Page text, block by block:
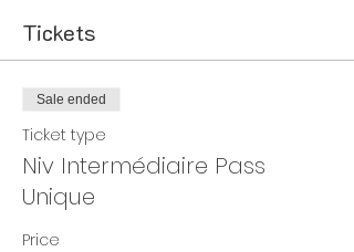
Tickets
Sale ended
Ticket type
Niv Intermédiaire Pass
Unique
Price